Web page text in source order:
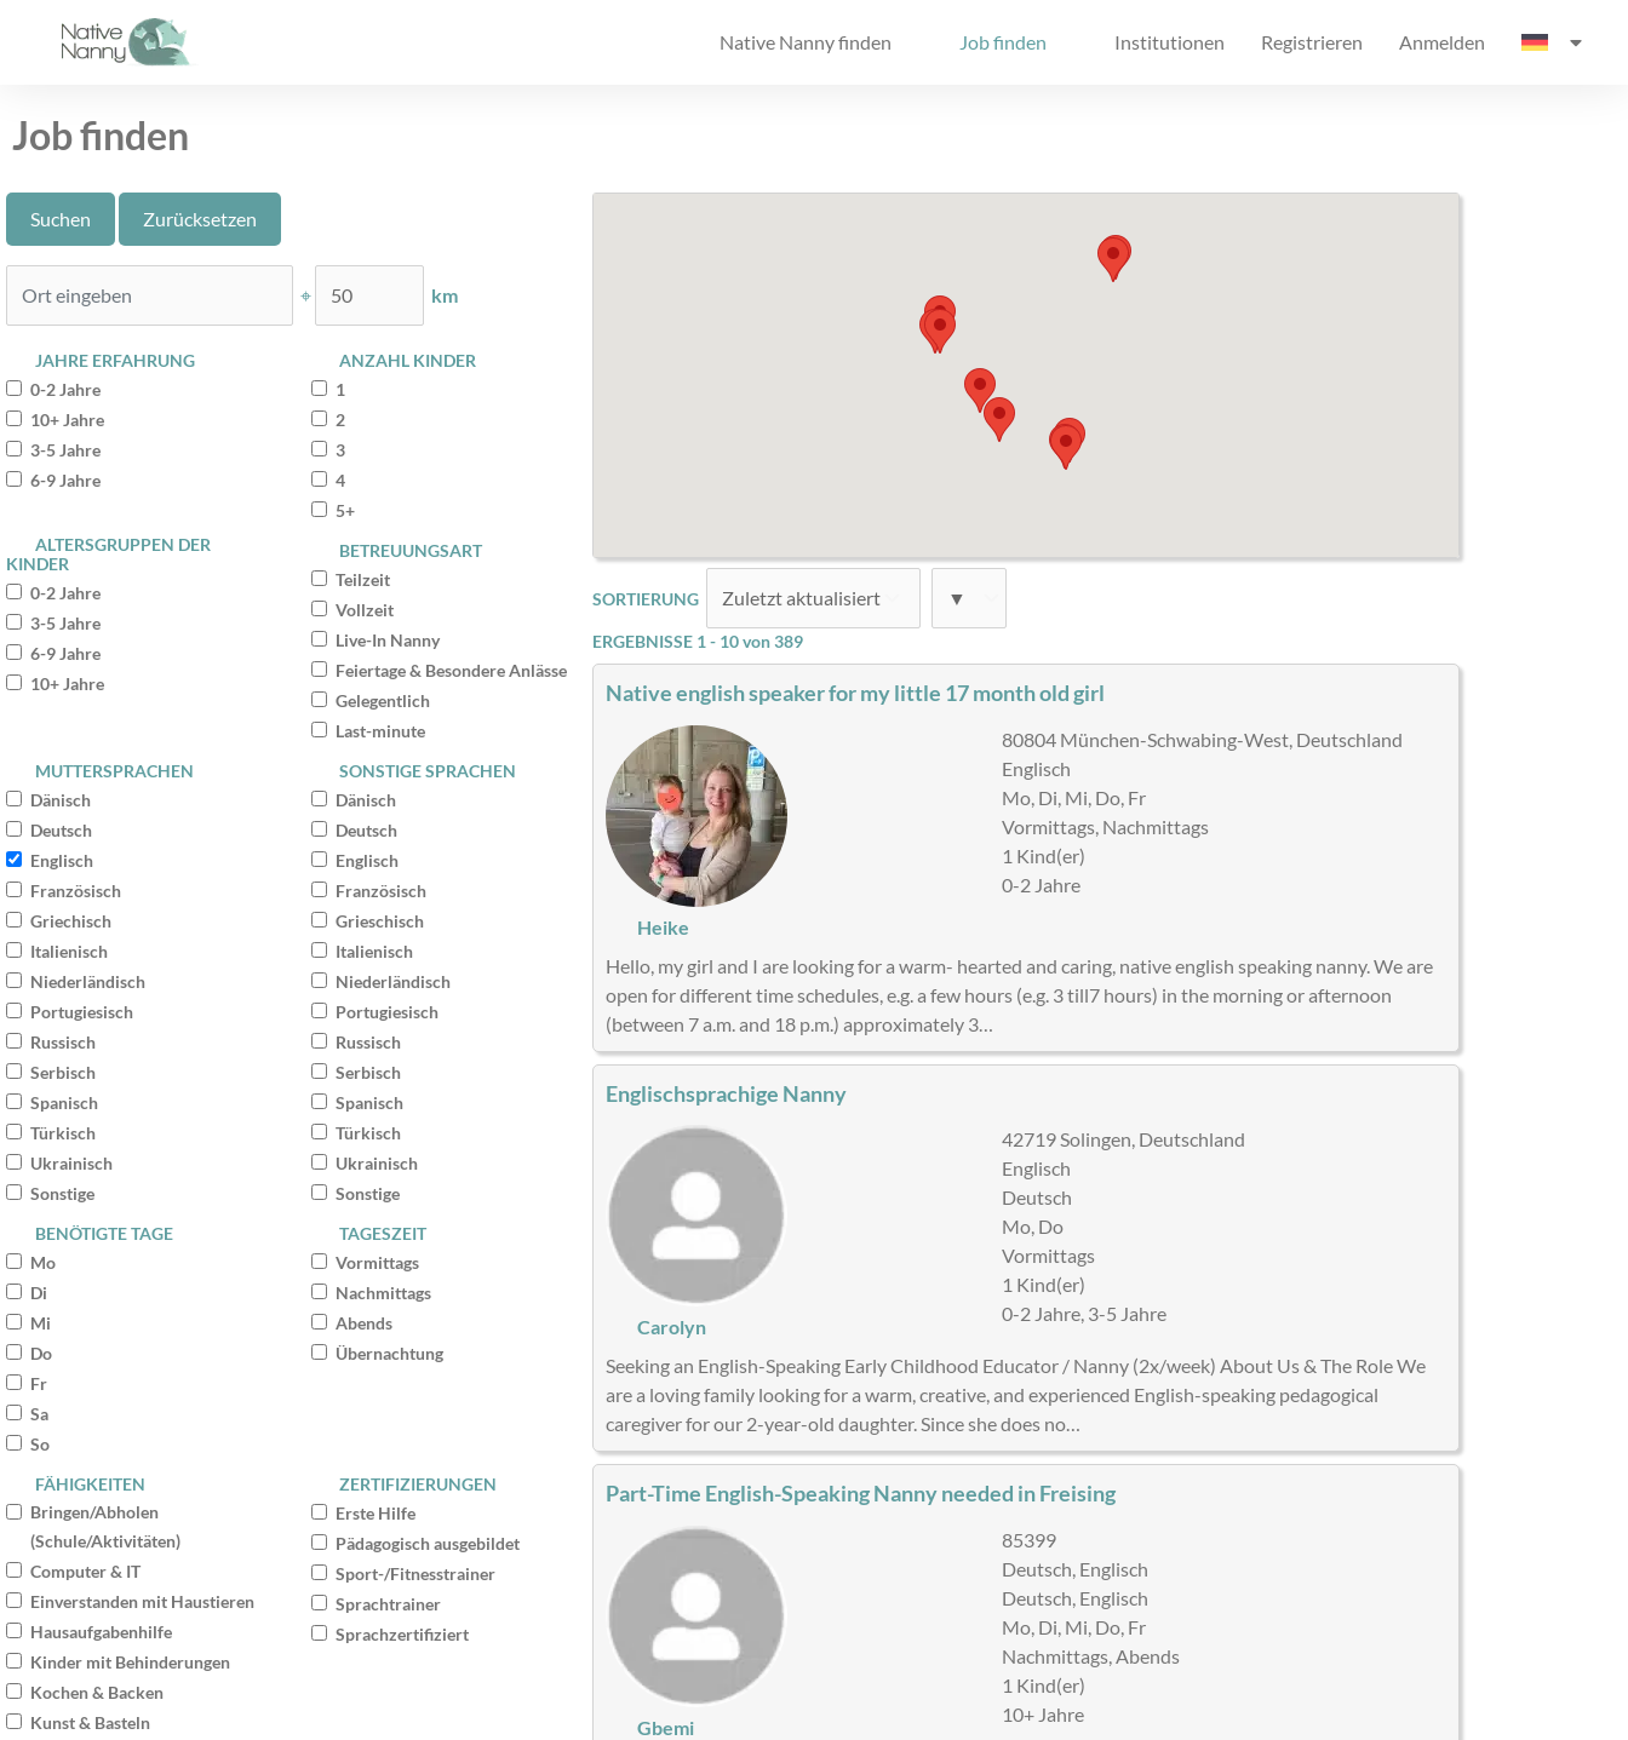
Native Nanny finden Job finden Institutionen Registrieren Anmelden
Job finden
⌖ km
JAHRE ERFAHRUNG
0-2 Jahre
10+ Jahre
3-5 Jahre
6-9 Jahre
ANZAHL KINDER
1
2
3
4
5+
ALTERSGRUPPEN DER
KINDER
0-2 Jahre
3-5 Jahre
6-9 Jahre
10+ Jahre
BETREUUNGSART
Teilzeit
Vollzeit
Live-In Nanny
Feiertage & Besondere Anlässe
Gelegentlich
Last-minute
MUTTERSPRACHEN
Dänisch
Deutsch
Englisch
Französisch
Griechisch
Italienisch
Niederländisch
Portugiesisch
Russisch
Serbisch
Spanisch
Türkisch
Ukrainisch
Sonstige
SONSTIGE SPRACHEN
Dänisch
Deutsch
Englisch
Französisch
Grieschisch
Italienisch
Niederländisch
Portugiesisch
Russisch
Serbisch
Spanisch
Türkisch
Ukrainisch
Sonstige
BENÖTIGTE TAGE
Mo
Di
Mi
Do
Fr
Sa
So
TAGESZEIT
Vormittags
Nachmittags
Abends
Übernachtung
FÄHIGKEITEN
Bringen/Abholen
(Schule/Aktivitäten)
Computer & IT
Einverstanden mit Haustieren
Hausaufgabenhilfe
Kinder mit Behinderungen
Kochen & Backen
Kunst & Basteln
ZERTIFIZIERUNGEN
Erste Hilfe
Pädagogisch ausgebildet
Sport-/Fitnesstrainer
Sprachtrainer
Sprachzertifiziert
SORTIERUNG
ERGEBNISSE 1 - 10 von 389
Native english speaker for my little 17 month old girl
Heike
80804 München-Schwabing-West, Deutschland
Englisch
Mo, Di, Mi, Do, Fr
Vormittags, Nachmittags
1 Kind(er)
0-2 Jahre
Hello, my girl and I are looking for a warm- hearted and caring, native english speaking nanny. We are
open for different time schedules, e.g. a few hours (e.g. 3 till7 hours) in the morning or afternoon
(between 7 a.m. and 18 p.m.) approximately 3…
Englischsprachige Nanny
Carolyn
42719 Solingen, Deutschland
Englisch
Deutsch
Mo, Do
Vormittags
1 Kind(er)
0-2 Jahre, 3-5 Jahre
Seeking an English-Speaking Early Childhood Educator / Nanny (2x/week) About Us & The Role We
are a loving family looking for a warm, creative, and experienced English-speaking pedagogical
caregiver for our 2-year-old daughter. Since she does no…
Part-Time English-Speaking Nanny needed in Freising
Gbemi
85399
Deutsch, Englisch
Deutsch, Englisch
Mo, Di, Mi, Do, Fr
Nachmittags, Abends
1 Kind(er)
10+ Jahre